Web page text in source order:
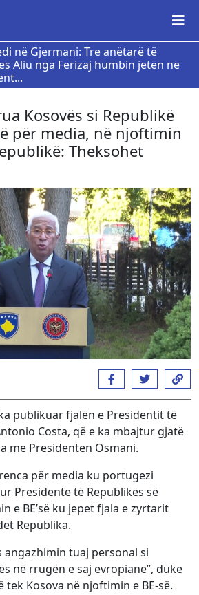
në Gjermani: Tre anëtarë të
Aliu nga Ferizaj humbin jetën në
Kosovës si Republikë
për media, në njoftimin
Theksohet
publikuar fjalën e Presidentit të
Costa, që e ka mbajtur gjatë
me Presidenten Osmani.
për media ku portugezi
Presidente të Republikës së
e BE’së ku jepet fjala e zyrtarit
Republika.
angazhimin tuaj personal si
në rrugën e saj evropiane”, duke
Kosova në njoftimin e BE-së.